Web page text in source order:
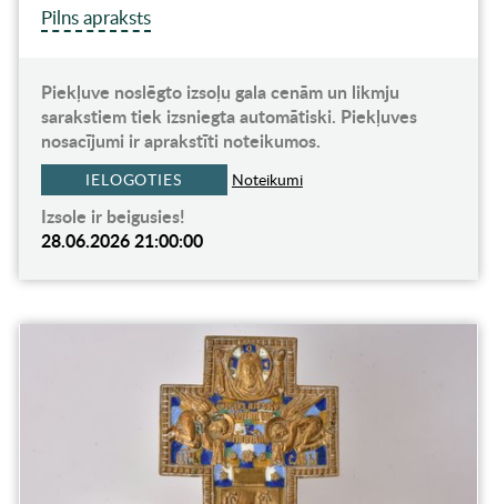
Pilns apraksts
Piekļuve noslēgto izsoļu gala cenām un likmju
sarakstiem tiek izsniegta automātiski. Piekļuves
nosacījumi ir aprakstīti noteikumos.
IELOGOTIES Noteikumi
Izsole ir beigusies!
28.06.2026 21:00:00